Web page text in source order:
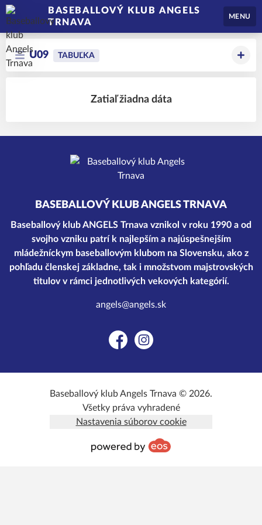
BASEBALLOVÝ KLUB ANGELS
TRNAVA
MENU
U09 TABUĽKA
Zatiaľ žiadna dáta
BASEBALLOVÝ KLUB ANGELS TRNAVA
Baseballový klub ANGELS Trnava vznikol v roku 1990 a od
svojho vzniku patrí k najlepším a najúspešnejším
mládežníckym baseballovým klubom na Slovensku, ako z
pohľadu členskej základne, tak i množstvom majstrovských
titulov v rámci jednotlivých vekových kategórií.
angels@angels.sk
FacebookInstagram
Baseballový klub Angels Trnava © 2026.
Všetky práva vyhradené
Nastavenia súborov cookie